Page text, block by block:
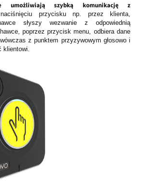
umożliwiają szybką komunikację z
przycisku np. przez klienta,
słyszy wezwanie z odpowiednią
poprzez przycisk menu, odbiera dane
z punktem przyzywowym głosowo i